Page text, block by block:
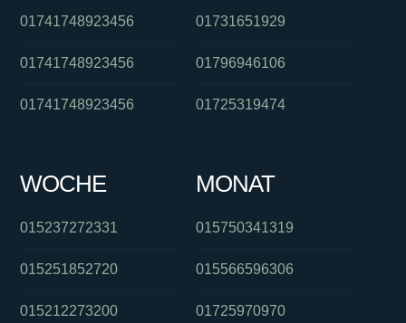
01741748923456
01741748923456
01741748923456
01731651929
01796946106
01725319474
WOCHE
015237272331
015251852720
015212273200
MONAT
015750341319
015566596306
01725970970